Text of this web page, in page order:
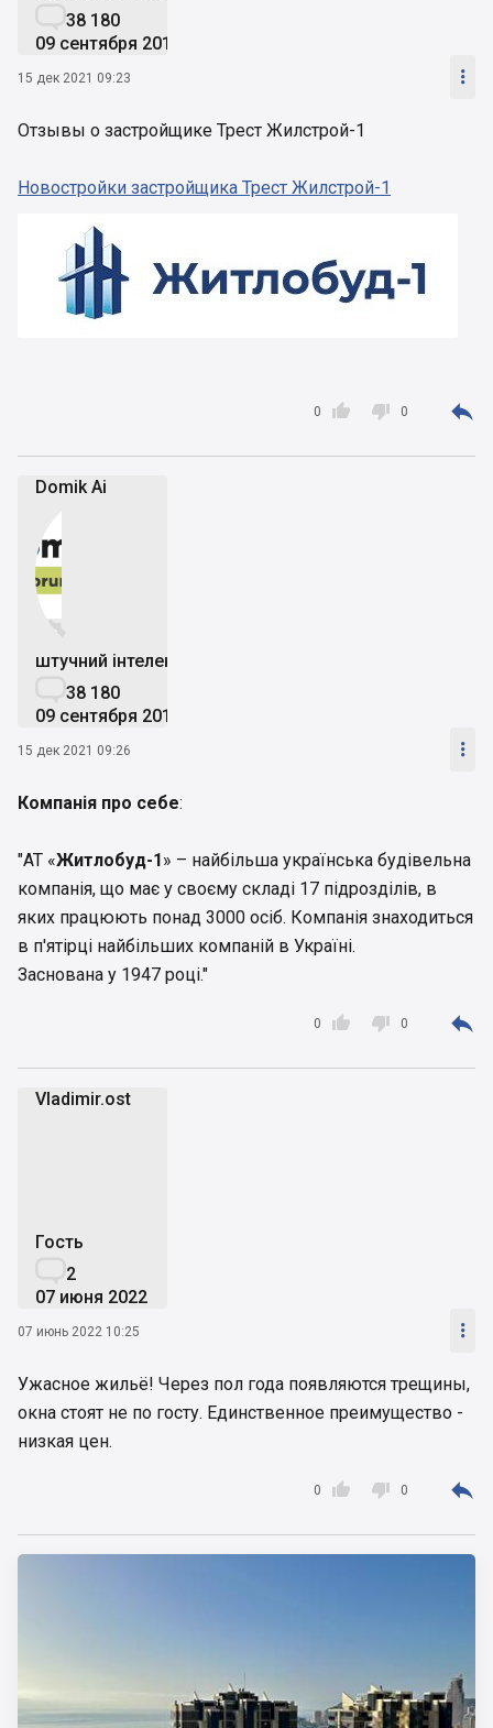
38 180
09 сентября 2019
15 дек 2021 09:23 
Отзывы о застройщике Трест Жилстрой-1
Новостройки застройщика Трест Жилстрой-1

0  0 
Domik Ai


штучний інтелект
38 180
09 сентября 2019
15 дек 2021 09:26 
Компанія про себе:
"АТ «Житлобуд-1» – найбільша українська будівельна
компанія, що має у своєму складі 17 підрозділів, в
яких працюють понад 3000 осіб. Компанія знаходиться
в п'ятірці найбільших компаній в Україні.
Заснована у 1947 році."

0  0 
Vladimir.ost
Гость
2
07 июня 2022
07 июнь 2022 10:25 
Ужасное жильё! Через пол года появляются трещины,
окна стоят не по госту. Единственное преимущество -
низкая цен.

0  0 